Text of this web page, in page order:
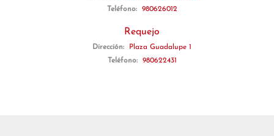
Teléfono:
980626012
Requejo
Dirección:
Plaza Guadalupe 1
Teléfono:
980622431